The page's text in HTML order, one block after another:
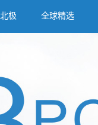
北极 全球精选